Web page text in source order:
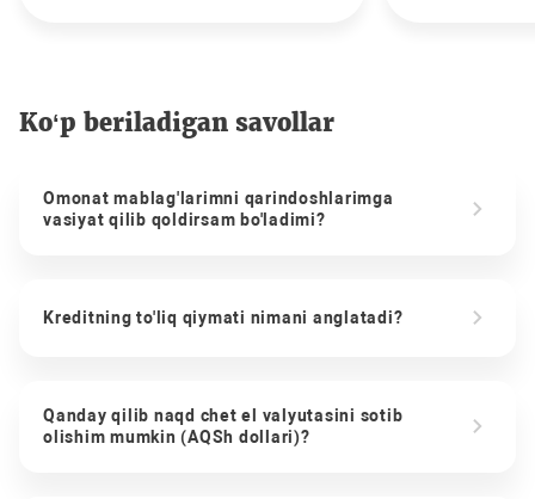
Ko‘p beriladigan savollar
Omonat mablag'larimni qarindoshlarimga
vasiyat qilib qoldirsam bo'ladimi?
Kreditning to'liq qiymati nimani anglatadi?
Qanday qilib naqd chet el valyutasini sotib
olishim mumkin (AQSh dollari)?